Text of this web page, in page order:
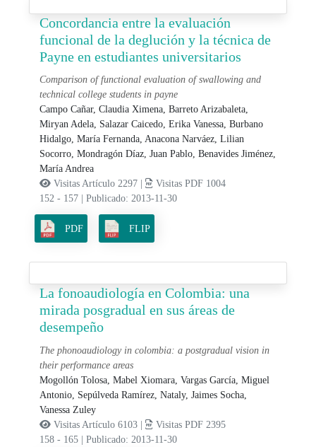
Concordancia entre la evaluación
funcional de la deglución y la técnica de
Payne en estudiantes universitarios
Comparison of functional evaluation of swallowing and
technical college students in payne
Campo Cañar, Claudia Ximena,Barreto Arizabaleta,
Miryan Adela, Salazar Caicedo, Erika Vanessa,Burbano
Hidalgo, María Fernanda,Anacona Narváez, Lilian
Socorro,Mondragón Díaz, Juan Pablo,Benavides Jiménez,
María Andrea
Visitas Artículo 2297 |
Visitas PDF 1004
152 - 157
|Publicado: 2013-11-30
PDF FLIP
La fonoaudiología en Colombia: una
mirada posgradual en sus áreas de
desempeño
The phonoaudiology in colombia: a postgradual vision in
their performance areas
Mogollón Tolosa, Mabel Xiomara,Vargas García, Miguel
Antonio, Sepúlveda Ramírez, Nataly,Jaimes Socha,
Vanessa Zuley
Visitas Artículo 6103 |
Visitas PDF 2395
158 - 165
|Publicado: 2013-11-30